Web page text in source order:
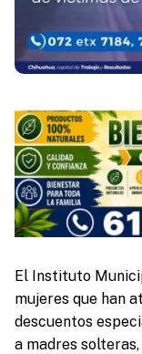
El Instituto
mujeres que han
descuentos
a madres